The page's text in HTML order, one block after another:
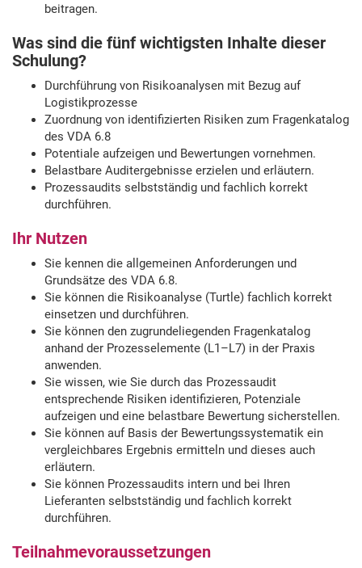
beitragen.
Was sind die fünf wichtigsten Inhalte dieser
Schulung?
Durchführung von Risikoanalysen mit Bezug auf
Logistikprozesse
Zuordnung von identifizierten Risiken zum Fragenkatalog
des VDA 6.8
Potentiale aufzeigen und Bewertungen vornehmen.
Belastbare Auditergebnisse erzielen und erläutern.
Prozessaudits selbstständig und fachlich korrekt
durchführen.
Ihr Nutzen
Sie kennen die allgemeinen Anforderungen und
Grundsätze des VDA 6.8.
Sie können die Risikoanalyse (Turtle) fachlich korrekt
einsetzen und durchführen.
Sie können den zugrundeliegenden Fragenkatalog
anhand der Prozesselemente (L1–L7) in der Praxis
anwenden.
Sie wissen, wie Sie durch das Prozessaudit
entsprechende Risiken identifizieren, Potenziale
aufzeigen und eine belastbare Bewertung sicherstellen.
Sie können auf Basis der Bewertungssystematik ein
vergleichbares Ergebnis ermitteln und dieses auch
erläutern.
Sie können Prozessaudits intern und bei Ihren
Lieferanten selbstständig und fachlich korrekt
durchführen.
Teilnahmevoraussetzungen